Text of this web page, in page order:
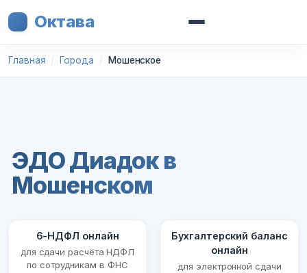
Октава
Главная Города Мошенское
ЭДО Диадок в
Мошенском
6-НДФЛ онлайн
для сдачи расчёта НДФЛ
по сотрудникам в ФНС
Бухгалтерский баланс
онлайн
для электронной сдачи